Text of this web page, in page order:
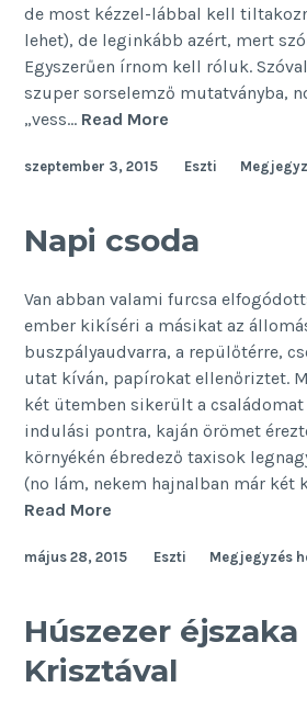
de most kézzel-lábbal kell
lehet), de leginkább azért, mert
Egyszerűen írnom kell róluk.
szuper sorselemző mutatványba,
„vess… Read More
jóslat
szeptember 3, 2015 Eszti
Napi csoda
Van abban valami furcsa
ember kikíséri a másikat az
buszpályaudvarra, a repülőtérre,
utat kíván, papírokat ellenőriztet.
két ütemben sikerült a családomat
indulási pontra, kaján örömet
környékén ébredező taxisok
(no lám, nekem hajnalban már két
Read More
május 28, 2015 Eszti Megjegyzés
Húszezer
Krisztával